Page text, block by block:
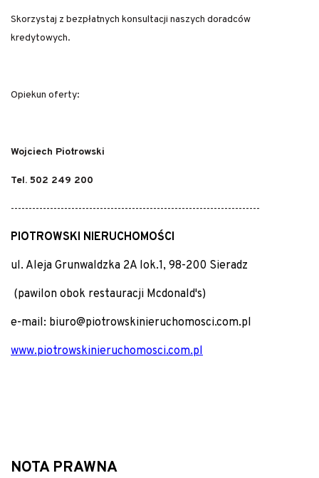
Skorzystaj z bezpłatnych konsultacji naszych doradców
kredytowych.
Opiekun oferty:
Wojciech Piotrowski
Tel. 502 249 200
----------------------------------------------------------------------
PIOTROWSKI NIERUCHOMOŚCI
ul. Aleja Grunwaldzka 2A lok.1, 98-200 Sieradz
(pawilon obok restauracji Mcdonald's)
e-mail: biuro@piotrowskinieruchomosci.com.pl
www.piotrowskinieruchomosci.com.pl
NOTA PRAWNA